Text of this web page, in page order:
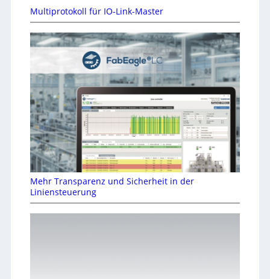
Multiprotokoll für IO-Link-Master
Mehr Transparenz und Sicherheit in der
Liniensteuerung